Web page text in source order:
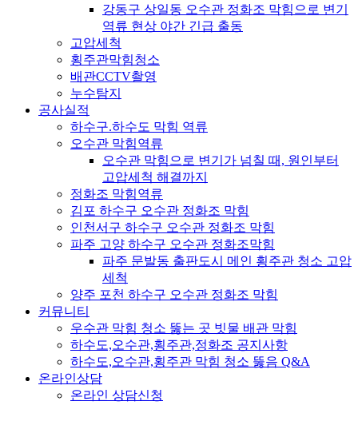
강동구 상일동 오수관 정화조 막힘으로 변기
역류 현상 야간 긴급 출동
고압세척
횡주관막힘청소
배관CCTV촬영
누수탐지
공사실적
하수구.하수도 막힘 역류
오수관 막힘역류
오수관 막힘으로 변기가 넘칠 때, 원인부터
고압세척 해결까지
정화조 막힘역류
김포 하수구 오수관 정화조 막힘
인천서구 하수구 오수관 정화조 막힘
파주 고양 하수구 오수관 정화조막힘
파주 문발동 출판도시 메인 횡주관 청소 고압
세척
양주 포천 하수구 오수관 정화조 막힘
커뮤니티
우수관 막힘 청소 뚫는 곳 빗물 배관 막힘
하수도,오수관,횡주관,정화조 공지사항
하수도,오수관,횡주관 막힘 청소 뚫음 Q&A
온라인상담
온라인 상담신청